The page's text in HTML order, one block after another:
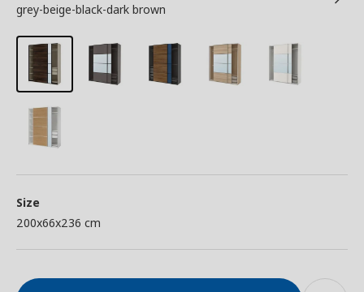
grey-beige-black-dark brown
Size
200x66x236 cm